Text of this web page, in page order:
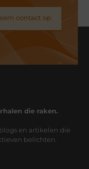
contact op
die raken.
en artikelen die
belichten.